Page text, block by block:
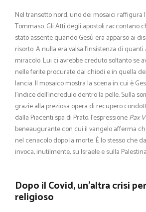
Nel transetto nord, uno dei mosaici raffigura
Tommaso. Gli Atti degli apostoli raccontano
stato assente quando Gesù era apparso ai
risorto. A nulla era valsa l’insistenza di
miracolo. Lui ci avrebbe creduto soltanto se
nelle ferite procurate dai chiodi e in quella
lancia. Il mosaico mostra la scena in cui è
l’indice dell’incredulo dentro la pelle. Sulla
grazie alla preziosa opera di recupero
dalla Piacenti spa di Prato, l’espressionePax
beneaugurante con cui il vangelo afferma
nel cenacolo dopo la morte. È lo stesso che
invoca, inutilmente, su Israele e sulla
Dopo il Covid, un’altra crisi
religioso